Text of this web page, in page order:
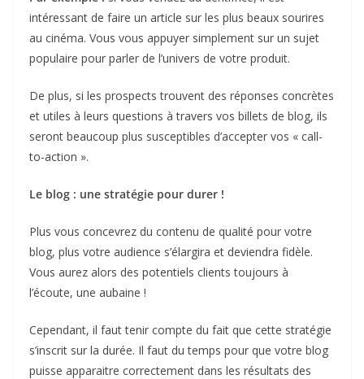
intéressant de faire un article sur les plus beaux sourires
au cinéma. Vous vous appuyer simplement sur un sujet
populaire pour parler de l’univers de votre produit.
De plus, si les prospects trouvent des réponses concrètes
et utiles à leurs questions à travers vos billets de blog, ils
seront beaucoup plus susceptibles d’accepter vos « call-
to-action ».
Le blog : une stratégie pour durer !
Plus vous concevrez du contenu de qualité pour votre
blog, plus votre audience s’élargira et deviendra fidèle.
Vous aurez alors des potentiels clients toujours à
l’écoute, une aubaine !
Cependant, il faut tenir compte du fait que cette stratégie
s’inscrit sur la durée. Il faut du temps pour que votre blog
puisse apparaitre correctement dans les résultats des